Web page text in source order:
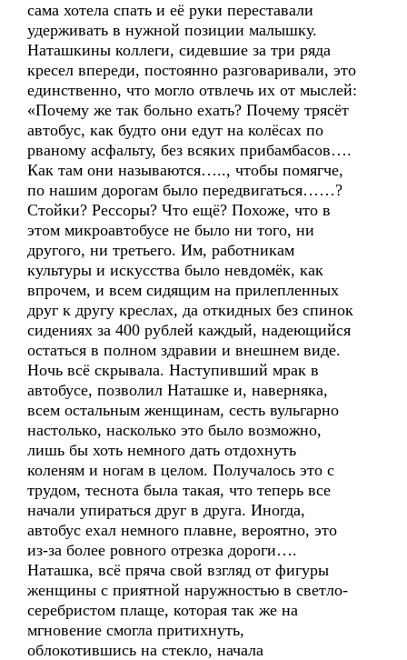
сама хотела спать и её руки переставали
удерживать в нужной позиции малышку.
Наташкины коллеги, сидевшие за три ряда
кресел впереди, постоянно разговаривали, это
единственно, что могло отвлечь их от мыслей:
«Почему же так больно ехать? Почему трясёт
автобус, как будто они едут на колёсах по
рваному асфальту, без всяких прибамбасов….
Как там они называются….., чтобы помягче,
по нашим дорогам было передвигаться……?
Стойки? Рессоры? Что ещё? Похоже, что в
этом микроавтобусе не было ни того, ни
другого, ни третьего. Им, работникам
культуры и искусства было невдомёк, как
впрочем, и всем сидящим на прилепленных
друг к другу креслах, да откидных без спинок
сидениях за 400 рублей каждый, надеющийся
остаться в полном здравии и внешнем виде.
Ночь всё скрывала. Наступивший мрак в
автобусе, позволил Наташке и, наверняка,
всем остальным женщинам, сесть вульгарно
настолько, насколько это было возможно,
лишь бы хоть немного дать отдохнуть
коленям и ногам в целом. Получалось это с
трудом, теснота была такая, что теперь все
начали упираться друг в друга. Иногда,
автобус ехал немного плавне, вероятно, это
из-за более ровного отрезка дороги….
Наташка, всё пряча свой взгляд от фигуры
женщины с приятной наружностью в светло-
серебристом плаще, которая так же на
мгновение смогла притихнуть,
облокотившись на стекло, начала